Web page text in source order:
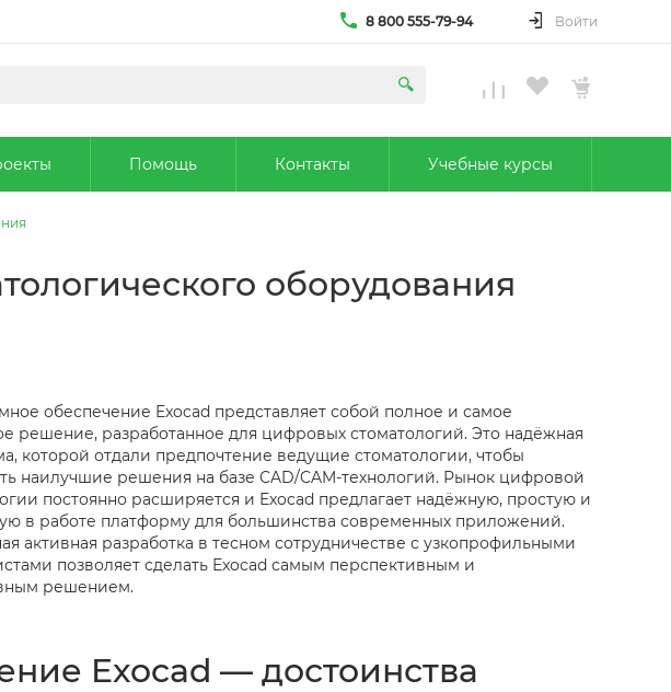
8 800 555-79-94 Войти
Помощь Контакты Учебные курсы
оборудования
обеспечение Exocad представляет собой полное и самое
решение, разработанное для цифровых стоматологий. Это надёжная
которой отдали предпочтение ведущие стоматологии, чтобы
наилучшие решения на базе CAD/CAM-технологий. Рынок цифровой
постоянно расширяется и Exocad предлагает надёжную, простую и
в работе платформу для большинства современных приложений.
активная разработка в тесном сотрудничестве с узкопрофильными
позволяет сделать Exocad самым перспективным и
решением.
Exocad — достоинства